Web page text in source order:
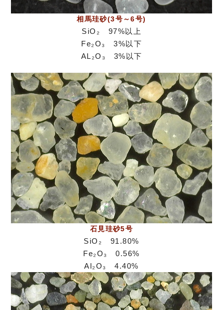
相馬珪砂(3号～6号)
SiO₂ 97%以上
Fe₂O₃ 3%以下
AL₂O₃ 3%以下
石見珪砂5号
SiO₂ 91.80%
Fe₂O₃ 0.56%
Al₂O₃ 4.40%